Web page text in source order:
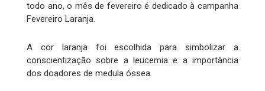
todo ano, o mês de fevereiro é dedicado à campanha
Fevereiro Laranja.
A cor laranja foi escolhida para simbolizar a
conscientização sobre a leucemia e a importância
dos doadores de medula óssea.